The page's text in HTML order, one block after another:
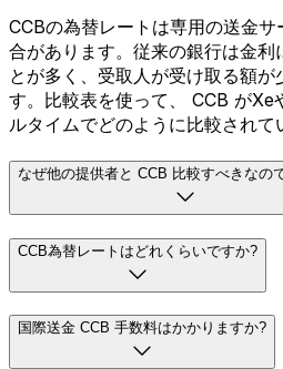
CCBの為替レートは専用の送金
合があります。従来の銀行は金利
とが多く、受取人が受け取る額が
す。比較表を使って、 CCB がXe
ルタイムでどのように比較されて
なぜ他の提供者と CCB 比較すべきなの
CCB為替レートはどれくらいですか?
国際送金 CCB 手数料はかかりますか?